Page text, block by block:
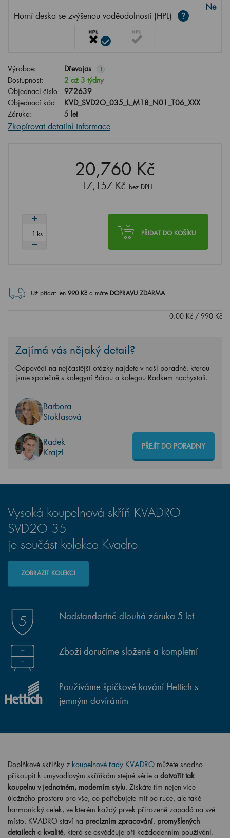
Horní deska se zvýšenou voděodolností (HPL)
Ne
Výrobce: Dřevojas i
Dostupnost:
2 až 3 týdny
Objednací číslo
972639
Objednací kód
KVD_SVD2O_035_L_M18_N01_T06_XXX
Záruka:
5 let
Zkopírovat detailní informace
20,760 Kč
17,157 Kč bez DPH
PŘIDAT DO KOŠÍKU
ks
Už přidat jen 990Kč a máte DOPRAVU ZDARMA.
0.00 Kč / 990 Kč
Zajímá vás nějaký detail?
Odpovědi na nejčastější otázky najdete v naší poradně, kterou
jsme společně s kolegyní Bárou a kolegou Radkem nachystali.
Barbora
Stoklasová
Radek
Krajzl
PŘEJÍT DO PORADNY
Vysoká koupelnová skříň KVADRO
SVD2O 35
je součást kolekce Kvadro
ZOBRAZIT KOLEKCI
Nadstandartně dlouhá záruka 5 let
Zboží doručíme složené a kompletní
Používáme špičkové kování Hettich s
jemným dovíráním
Doplňkové skříňky z koupelnové řady KVADRO můžete snadno
přikoupit k umyvadlovým skříňkám stejné série a dotvořit tak
koupelnu v jednotném, moderním stylu. Získáte tím nejen více
úložného prostoru pro vše, co potřebujete mít po ruce, ale také
harmonický celek, ve kterém každý prvek přirozeně zapadá na své
místo. KVADRO staví na precizním zpracování, promyšlených
detailech a kvalitě, která se osvědčuje při každodenním používání.